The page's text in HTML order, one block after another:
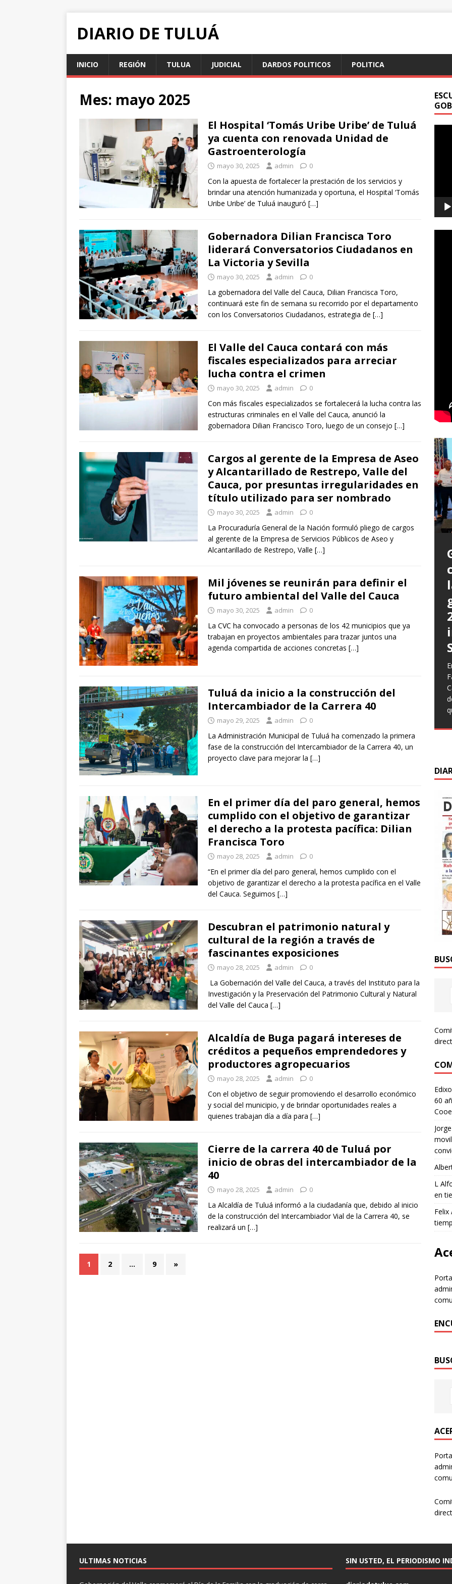
DIARIO DE TULUÁ
INICIO REGIÓN TULUA JUDICIAL DARDOS POLITICOS POLITICA
Mes: mayo 2025
El Hospital ‘Tomás Uribe Uribe’ de Tuluá
ya cuenta con renovada Unidad de
Gastroenterología
mayo 30, 2025 admin 0
Con la apuesta de fortalecer la prestación de los servicios y
brindar una atención humanizada y oportuna, el Hospital ‘Tomás
Uribe Uribe’ de Tuluá inauguró […]
Gobernadora Dilian Francisca Toro
liderará Conversatorios Ciudadanos en
La Victoria y Sevilla
mayo 30, 2025 admin 0
La gobernadora del Valle del Cauca, Dilian Francisca Toro,
continuará este fin de semana su recorrido por el departamento
con los Conversatorios Ciudadanos, estrategia de […]
El Valle del Cauca contará con más
fiscales especializados para arreciar
lucha contra el crimen
mayo 30, 2025 admin 0
Con más fiscales especializados se fortalecerá la lucha contra las
estructuras criminales en el Valle del Cauca, anunció la
gobernadora Dilian Francisco Toro, luego de un consejo […]
Cargos al gerente de la Empresa de Aseo
y Alcantarillado de Restrepo, Valle del
Cauca, por presuntas irregularidades en
título utilizado para ser nombrado
mayo 30, 2025 admin 0
La Procuraduría General de la Nación formuló pliego de cargos
al gerente de la Empresa de Servicios Públicos de Aseo y
Alcantarillado de Restrepo, Valle […]
Mil jóvenes se reunirán para definir el
futuro ambiental del Valle del Cauca
mayo 30, 2025 admin 0
La CVC ha convocado a personas de los 42 municipios que ya
trabajan en proyectos ambientales para trazar juntos una
agenda compartida de acciones concretas […]
Tuluá da inicio a la construcción del
Intercambiador de la Carrera 40
mayo 29, 2025 admin 0
La Administración Municipal de Tuluá ha comenzado la primera
fase de la construcción del Intercambiador de la Carrera 40, un
proyecto clave para mejorar la […]
En el primer día del paro general, hemos
cumplido con el objetivo de garantizar
el derecho a la protesta pacífica: Dilian
Francisca Toro
mayo 28, 2025 admin 0
“En el primer día del paro general, hemos cumplido con el
objetivo de garantizar el derecho a la protesta pacífica en el Valle
del Cauca. Seguimos […]
Descubran el patrimonio natural y
cultural de la región a través de
fascinantes exposiciones
mayo 28, 2025 admin 0
La Gobernación del Valle del Cauca, a través del Instituto para la
Investigación y la Preservación del Patrimonio Cultural y Natural
del Valle del Cauca […]
Alcaldía de Buga pagará intereses de
créditos a pequeños emprendedores y
productores agropecuarios
mayo 28, 2025 admin 0
Con el objetivo de seguir promoviendo el desarrollo económico
y social del municipio, y de brindar oportunidades reales a
quienes trabajan día a día para […]
Cierre de la carrera 40 de Tuluá por
inicio de obras del intercambiador de la
40
mayo 28, 2025 admin 0
La Alcaldía de Tuluá informó a la ciudadanía que, debido al inicio
de la construcción del Intercambiador Vial de la Carrera 40, se
realizará un […]
1 2 … 9 »
60
L
en
Felix
ULTIMAS NOTICIAS SIN USTED, EL PERIODISMO